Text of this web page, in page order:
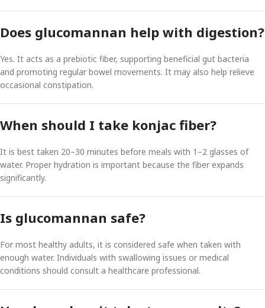
Does glucomannan help with digestion?
Yes. It acts as a prebiotic fiber, supporting beneficial gut bacteria
and promoting regular bowel movements. It may also help relieve
occasional constipation.
When should I take konjac fiber?
It is best taken 20–30 minutes before meals with 1–2 glasses of
water. Proper hydration is important because the fiber expands
significantly.
Is glucomannan safe?
For most healthy adults, it is considered safe when taken with
enough water. Individuals with swallowing issues or medical
conditions should consult a healthcare professional.